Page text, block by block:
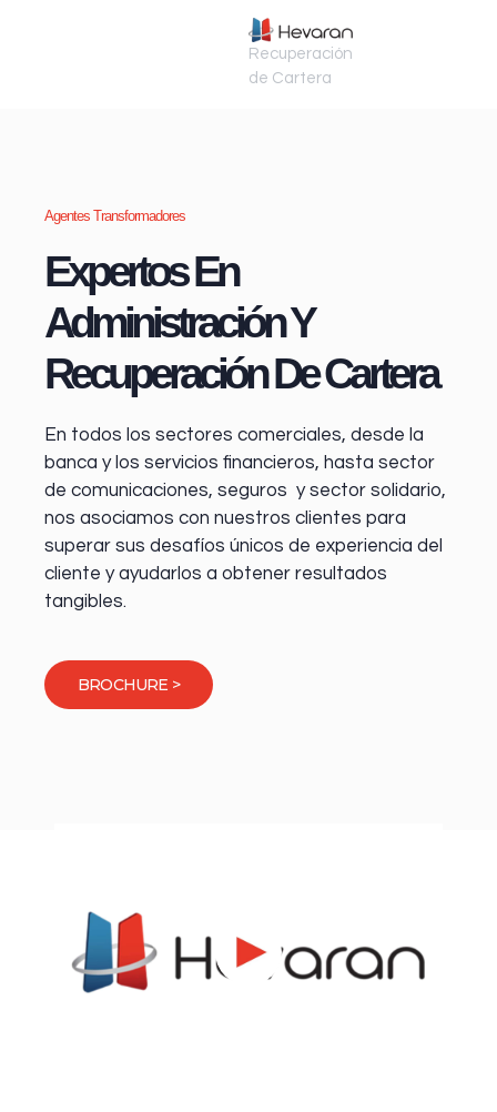
Recuperación
de Cartera
Agentes Transformadores
Expertos En
Administración Y
Recuperación De Cartera
En todos los sectores comerciales, desde la
banca y los servicios financieros, hasta sector
de comunicaciones, seguros y sector solidario,
nos asociamos con nuestros clientes para
superar sus desafíos únicos de experiencia del
cliente y ayudarlos a obtener resultados
tangibles.
BROCHURE >